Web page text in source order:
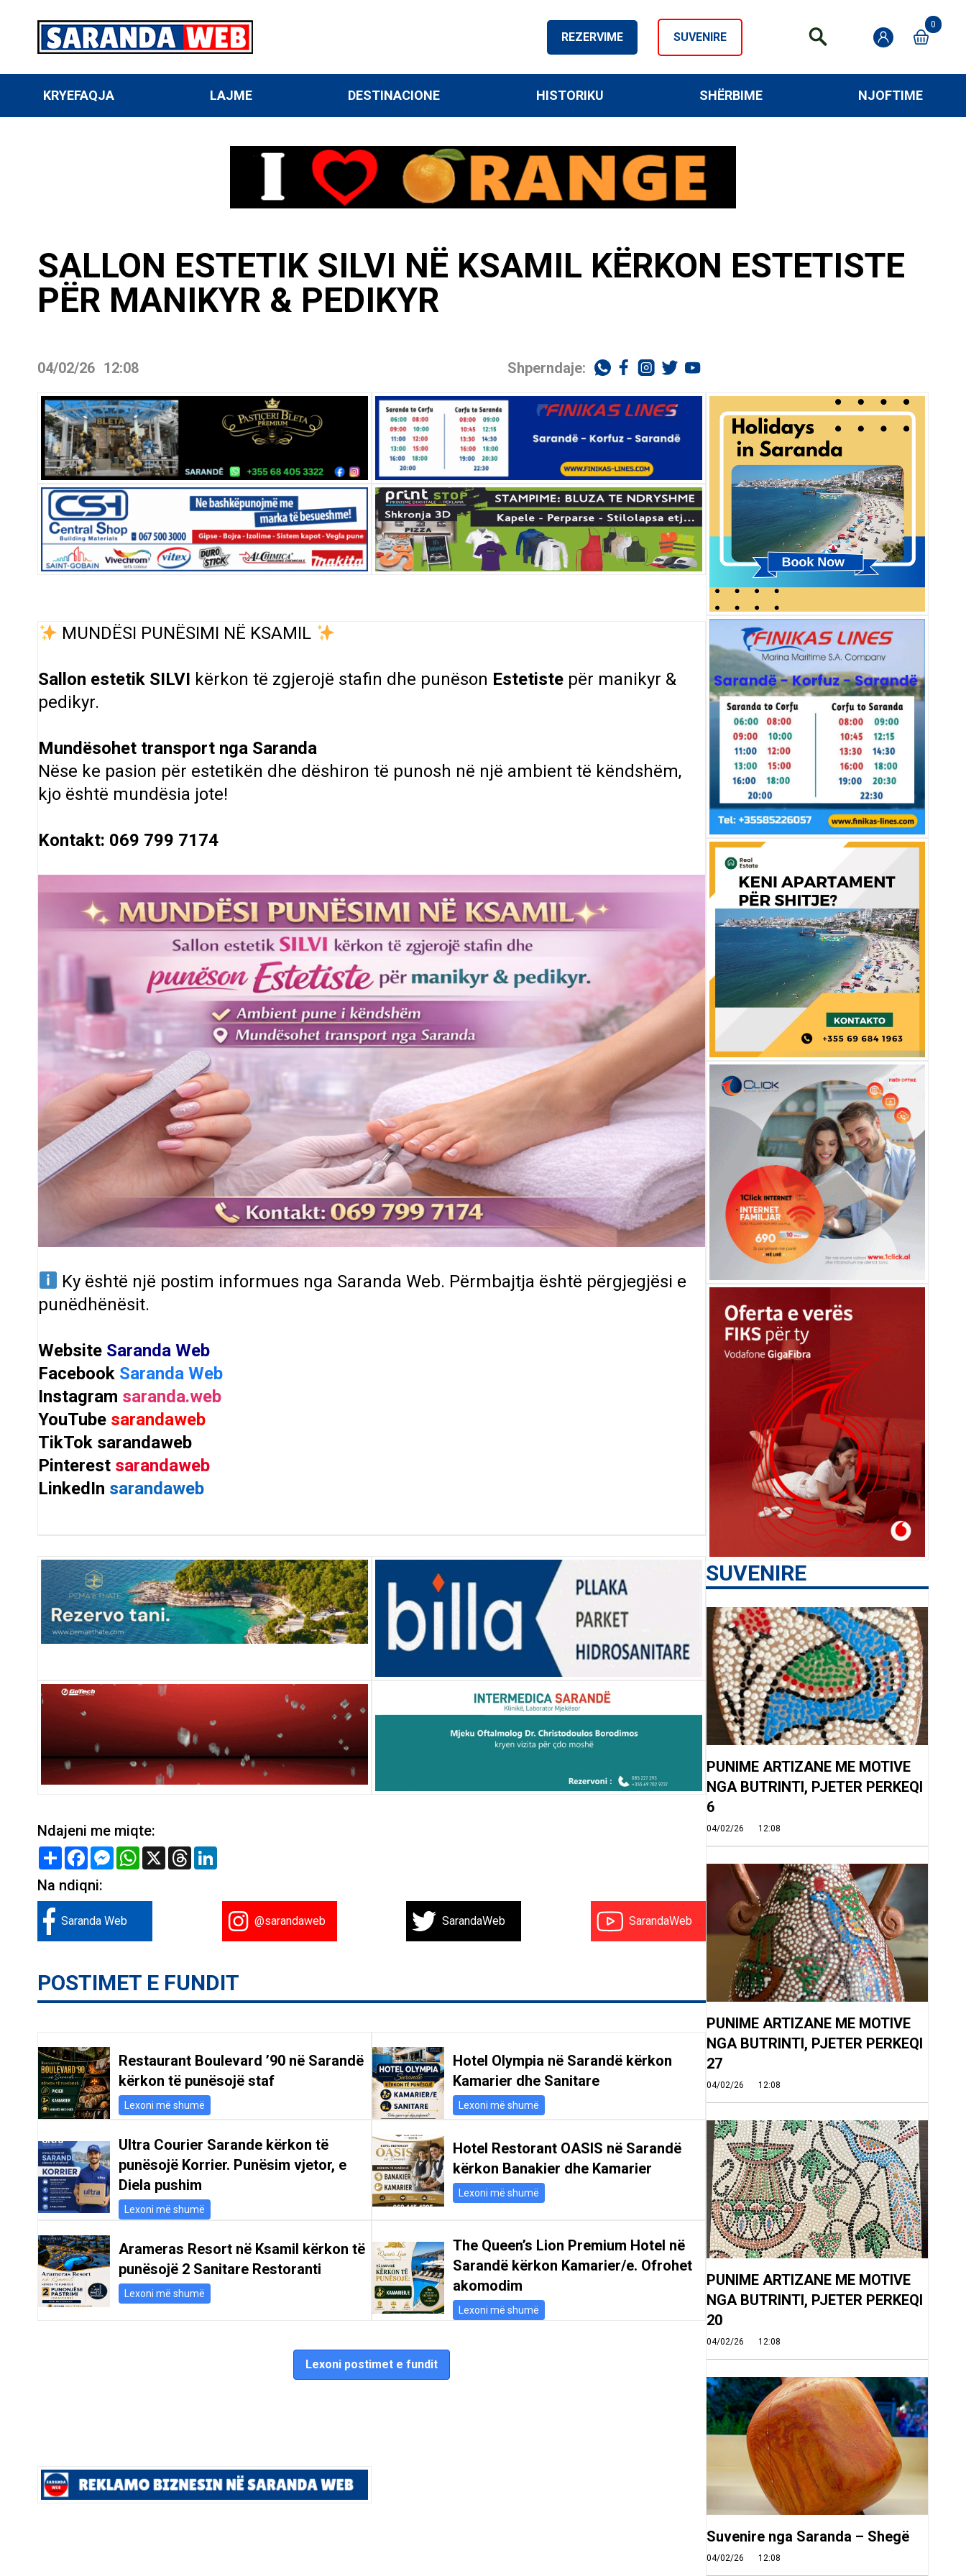
REZERVIME SUVENIRE
0
KRYEFAQJA LAJME DESTINACIONE HISTORIKU SHËRBIME NJOFTIME
SALLON ESTETIK SILVI NË KSAMIL KËRKON ESTETISTE
PËR MANIKYR & PEDIKYR
04/02/26 12:08 Shperndaje:
MUNDËSI PUNËSIMI NË KSAMIL
Sallon estetik SILVI kërkon të zgjerojë stafin dhe punëson Estetiste për manikyr &
pedikyr.
Mundësohet transport nga Saranda
Nëse ke pasion për estetikën dhe dëshiron të punosh në një ambient të këndshëm,
kjo është mundësia jote!
Kontakt: 069 799 7174
Ky është një postim informues nga Saranda Web. Përmbajtja është përgjegjësi e
punëdhënësit.
Website Saranda Web
Facebook Saranda Web
Instagram saranda.web
YouTube sarandaweb
TikTok sarandaweb
Pinterest sarandaweb
LinkedIn sarandaweb
Ndajeni me miqte:
Share FacebookMessenger
WhatsApp
X Threads
Na ndiqni:
Saranda Web @sarandaweb SarandaWeb SarandaWeb
POSTIMET E FUNDIT
Restaurant Boulevard ’90 në Sarandë
kërkon të punësojë staf
Lexoni më shumë
Hotel Olympia në Sarandë kërkon
Kamarier dhe Sanitare
Lexoni më shumë
Ultra Courier Sarande kërkon të
punësojë Korrier. Punësim vjetor, e
Diela pushim
Lexoni më shumë
Hotel Restorant OASIS në Sarandë
kërkon Banakier dhe Kamarier
Lexoni më shumë
Arameras Resort në Ksamil kërkon të
punësojë 2 Sanitare Restoranti
Lexoni më shumë
The Queen’s Lion Premium Hotel në
Sarandë kërkon Kamarier/e. Ofrohet
akomodim
Lexoni më shumë
Lexoni postimet e fundit
SUVENIRE
PUNIME ARTIZANE ME MOTIVE
NGA BUTRINTI, PJETER PERKEQI
6
04/02/26 12:08
PUNIME ARTIZANE ME MOTIVE
NGA BUTRINTI, PJETER PERKEQI
27
04/02/26 12:08
PUNIME ARTIZANE ME MOTIVE
NGA BUTRINTI, PJETER PERKEQI
20
04/02/26 12:08
Suvenire nga Saranda – Shegë
04/02/26 12:08